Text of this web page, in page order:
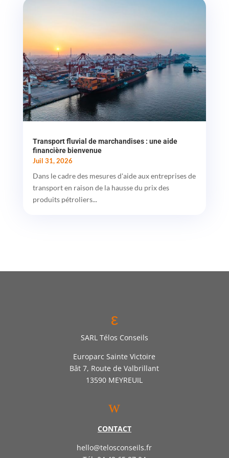
Transport fluvial de marchandises : une aide
financière bienvenue
Juil 31, 2026
Dans le cadre des mesures d'aide aux entreprises de
transport en raison de la hausse du prix des
produits pétroliers...
ε
SARL Télos Conseils
Europarc Sainte Victoire
Bât 7, Route de Valbrillant
13590 MEYREUIL
w
CONTACT
hello@telosconseils.fr